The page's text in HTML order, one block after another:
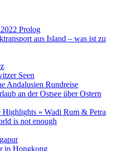
Prolog
aus Island – was ist zu
Seen
Andalusien Rundreise
an der Ostsee über Ostern
Highlights » Wadi Rum & Petra
is not enough
in Hongkong